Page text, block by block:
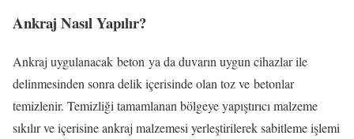
Ankraj Nasıl Yapılır?
Ankraj uygulanacak beton ya da duvarın uygun cihazlar ile
delinmesinden sonra delik içerisinde olan toz ve betonlar
temizlenir. Temizliği tamamlanan bölgeye yapıştırıcı malzeme
sıkılır ve içerisine ankraj malzemesi yerleştirilerek sabitleme işlemi